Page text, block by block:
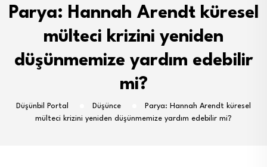
Parya: Hannah Arendt küresel
mülteci krizini yeniden
düşünmemize yardım edebilir
mi?
Düşünbil Portal Düşünce
Parya: Hannah Arendt küresel
mülteci krizini yeniden düşünmemize yardım edebilir mi?